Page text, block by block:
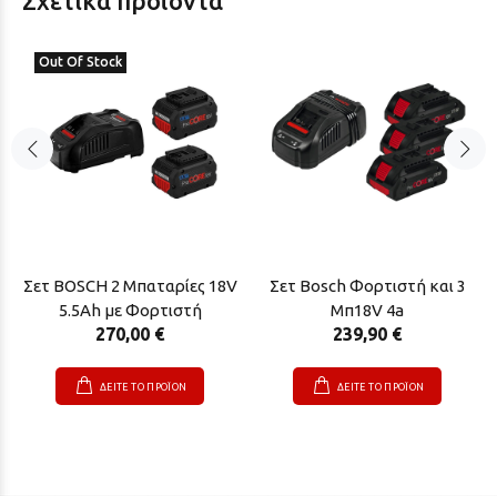
Out Of Stock
Σετ BOSCH 2 Μπαταρίες 18V
5.5Ah με Φορτιστή
270,00 €
ΔΕΙΤΕ ΤΟ ΠΡΟΪΟΝ
Σετ Bosch Φορτιστή και 3
Μπ18V 4a
239,90 €
ΔΕΙΤΕ ΤΟ ΠΡΟΪΟΝ